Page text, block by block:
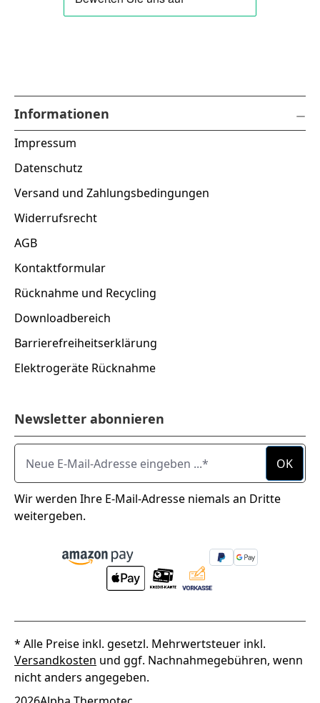
Informationen
Impressum
Datenschutz
Versand und Zahlungsbedingungen
Widerrufsrecht
AGB
Kontaktformular
Rücknahme und Recycling
Downloadbereich
Barrierefreiheitserklärung
Elektrogeräte Rücknahme
Newsletter abonnieren
Neue E-Mail-Adresse eingeben ...
OK
Wir werden Ihre E-Mail-Adresse niemals an Dritte
weitergeben.
* Alle Preise inkl. gesetzl. Mehrwertsteuer inkl.
Versandkosten und ggf. Nachnahmegebühren, wenn
nicht anders angegeben.